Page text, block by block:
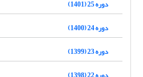
دوره 25 (1401)
دوره 24 (1400)
دوره 23 (1399)